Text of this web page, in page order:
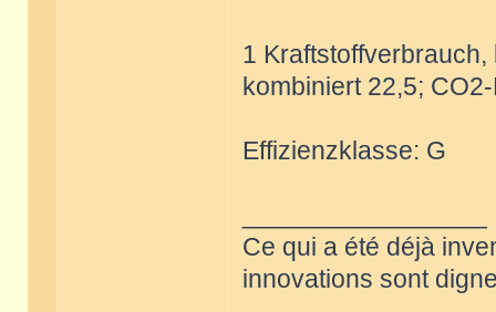
1
kombiniert 22,5;
Effizienzklasse: G
Ce qui a été déjà
innovations sont